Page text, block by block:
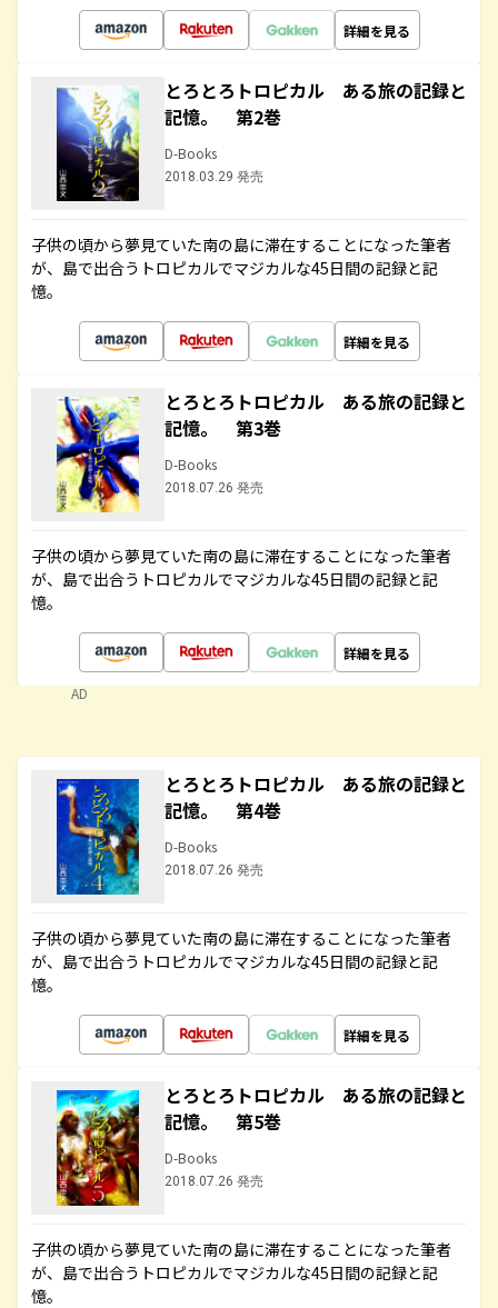
詳細を見る
とろとろトロピカル ある旅の記録と
記憶。 第2巻
D-Books
2018.03.29 発売
子供の頃から夢見ていた南の島に滞在することになった筆者
が、島で出合うトロピカルでマジカルな45日間の記録と記
憶。
詳細を見る
とろとろトロピカル ある旅の記録と
記憶。 第3巻
D-Books
2018.07.26 発売
子供の頃から夢見ていた南の島に滞在することになった筆者
が、島で出合うトロピカルでマジカルな45日間の記録と記
憶。
詳細を見る
AD
とろとろトロピカル ある旅の記録と
記憶。 第4巻
D-Books
2018.07.26 発売
子供の頃から夢見ていた南の島に滞在することになった筆者
が、島で出合うトロピカルでマジカルな45日間の記録と記
憶。
詳細を見る
とろとろトロピカル ある旅の記録と
記憶。 第5巻
D-Books
2018.07.26 発売
子供の頃から夢見ていた南の島に滞在することになった筆者
が、島で出合うトロピカルでマジカルな45日間の記録と記
憶。